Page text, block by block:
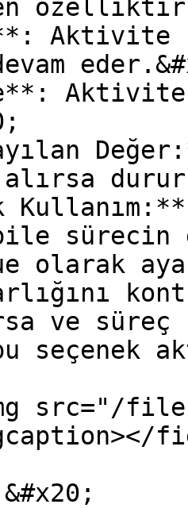
sürecin
olarak
ve süreç
seçenek
src="/files/